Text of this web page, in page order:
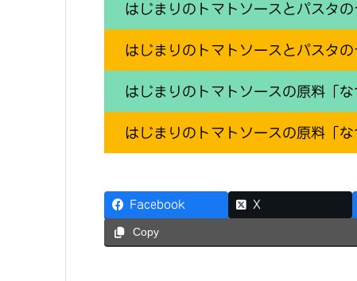
はじまりのトマトソースとパスタ
はじまりのトマトソースとパス
はじまりのトマトソースの原料「
はじまりのトマトソースの原料「
Facebook X
Copy